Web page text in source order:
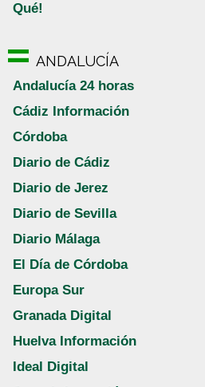
Qué!
ANDALUCÍA
Andalucía 24 horas
Cádiz Información
Córdoba
Diario de Cádiz
Diario de Jerez
Diario de Sevilla
Diario Málaga
El Día de Córdoba
Europa Sur
Granada Digital
Huelva Información
Ideal Digital